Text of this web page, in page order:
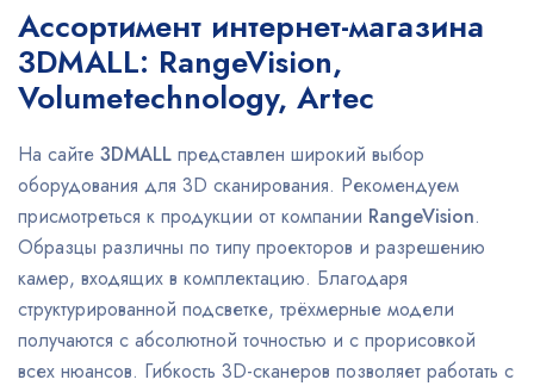
Ассортимент интернет-магазина
3DMALL: RangeVision,
Volumetechnology, Artec
На сайте 3DMALL представлен широкий выбор
оборудования для 3D сканирования. Рекомендуем
присмотреться к продукции от компании RangeVision.
Образцы различны по типу проекторов и разрешению
камер, входящих в комплектацию. Благодаря
структурированной подсветке, трёхмерные модели
получаются с абсолютной точностью и с прорисовкой
всех нюансов. Гибкость 3D-сканеров позволяет работать с